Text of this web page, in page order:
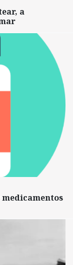
a
medicamentos